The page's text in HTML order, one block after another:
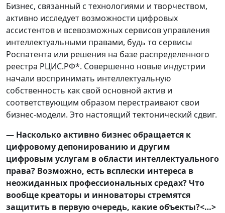
Бизнес, связанный с технологиями и творчеством,
активно исследует возможности цифровых
ассистентов и всевозможных сервисов управления
интеллектуальными правами, будь то сервисы
Роспатента или решения на базе распределенного
реестра РЦИС.РФ*. Совершенно новые индустрии
начали воспринимать интеллектуальную
собственность как свой основной актив и
соответствующим образом перестраивают свои
бизнес-модели. Это настоящий тектонический сдвиг.
— Насколько активно бизнес обращается к
цифровому депонированию и другим
цифровым услугам в области интеллектуального
права? Возможно, есть всплески интереса в
неожиданных профессиональных средах? Что
вообще креаторы и инноваторы стремятся
защитить в первую очередь, какие объекты?<…>